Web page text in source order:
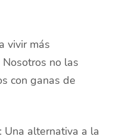
vivir más
no las
con ganas de
: Una alternativa a la